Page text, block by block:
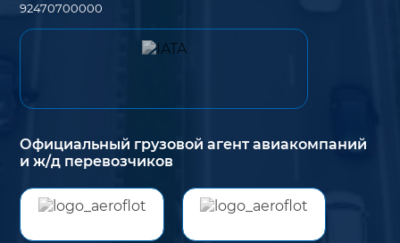
92470700000
Официальный грузовой агент авиакомпаний
и ж/д перевозчиков